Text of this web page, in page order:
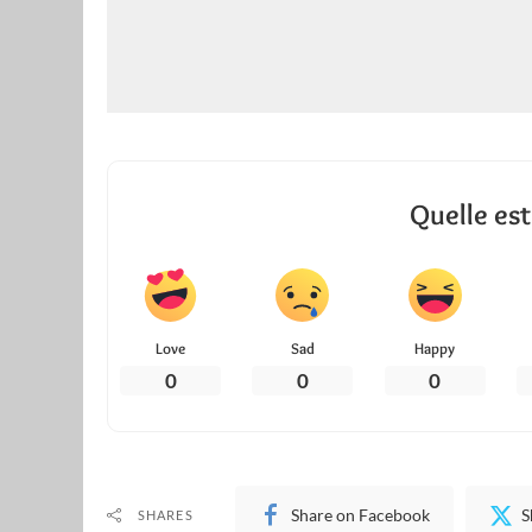
Quelle
Love
0
Sad
0
Happy
0
SHARES Share on Facebook